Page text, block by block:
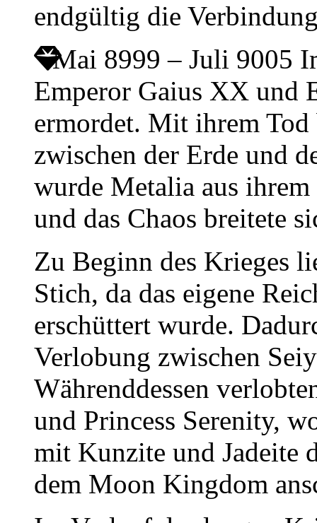
endgültig die
Mai 8999 – Juli 9005
Emperor Gaius XX und
ermordet. Mit ihrem
zwischen der Erde und
wurde Metalia aus
und das Chaos breitete
Zu Beginn des Krieges
Stich, da das eigene
erschüttert wurde.
Verlobung zwischen
Währenddessen
und Princess Serenity,
mit Kunzite und Jadeite
dem Moon Kingdom